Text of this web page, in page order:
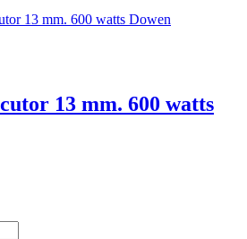
13 mm. 600 watts